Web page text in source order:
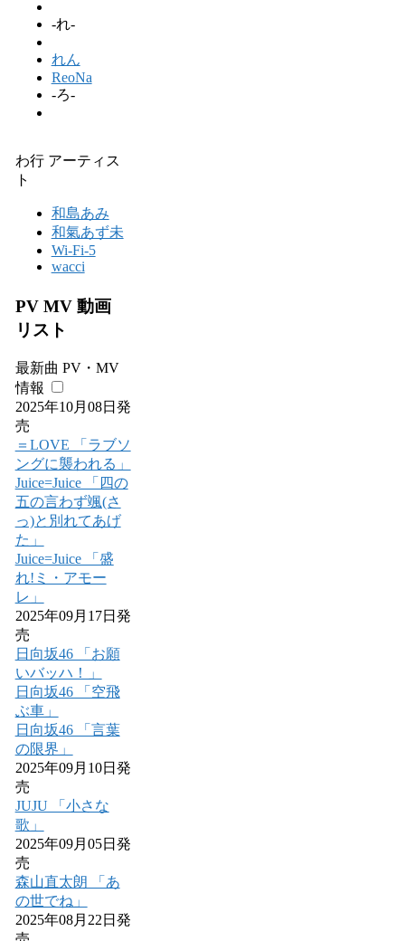
-れ-
れん
ReoNa
-ろ-
わ行 アーティス
ト
和島あみ
和氣あず未
Wi-Fi-5
wacci
PV MV 動画
リスト
最新曲 PV・MV
情報
2025年10月08日発
売
＝LOVE 「ラブソ
ングに襲われる」
Juice=Juice 「四の
五の言わず颯(さ
っ)と別れてあげ
た」
Juice=Juice 「盛
れ!ミ・アモー
レ」
2025年09月17日発
売
日向坂46 「お願
いバッハ！」
日向坂46 「空飛
ぶ車」
日向坂46 「言葉
の限界」
2025年09月10日発
売
JUJU 「小さな
歌」
2025年09月05日発
売
森山直太朗 「あ
の世でね」
2025年08月22日発